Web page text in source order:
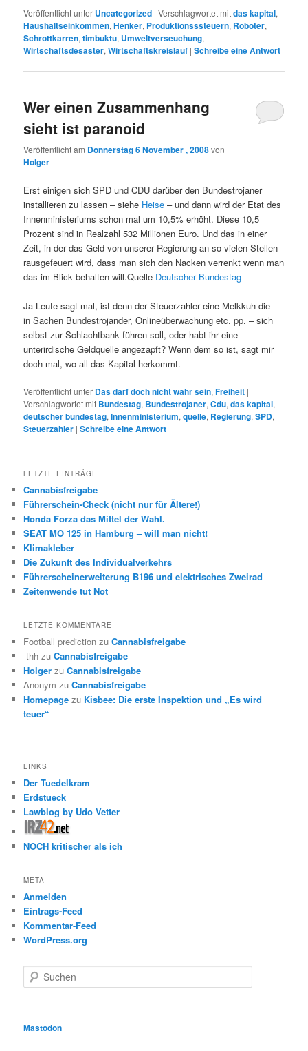
Veröffentlicht unter Uncategorized |Verschlagwortet mitdas kapital,
Haushaltseinkommen,Henker, Produktionsssteuern, Roboter,
Schrottkarren,timbuktu, Umweltverseuchung,
Wirtschaftsdesaster,Wirtschaftskreislauf |Schreibe eine Antwort
Wer einen Zusammenhang
sieht ist paranoid
Veröffentlicht am Donnerstag 6 November , 2008von
Holger
Erst einigen sich SPD und CDU darüber den Bundestrojaner
installieren zu lassen – siehe Heise – und dann wird der Etat des
Innenministeriums schon mal um 10,5% erhöht. Diese 10,5
Prozent sind in Realzahl 532 Millionen Euro. Und das in einer
Zeit, in der das Geld von unserer Regierung an so vielen Stellen
rausgefeuert wird, dass man sich den Nacken verrenkt wenn man
das im Blick behalten will.Quelle Deutscher Bundestag
Ja Leute sagt mal, ist denn der Steuerzahler eine Melkkuh die –
in Sachen Bundestrojander, Onlineüberwachung etc. pp. – sich
selbst zur Schlachtbank führen soll, oder habt ihr eine
unterirdische Geldquelle angezapft? Wenn dem so ist, sagt mir
doch mal, wo all das Kapital herkommt.
Veröffentlicht unter Das darf doch nicht wahr sein,Freiheit |
Verschlagwortet mit Bundestag, Bundestrojaner,Cdu,das kapital,
deutscher bundestag,Innenministerium,quelle, Regierung,SPD,
Steuerzahler |Schreibe eine Antwort
LETZTE EINTRÄGE
Cannabisfreigabe
Führerschein-Check (nicht nur für Ältere!)
Honda Forza das Mittel der Wahl.
SEAT MO 125 in Hamburg – will man nicht!
Klimakleber
Die Zukunft des Individualverkehrs
Führerscheinerweiterung B196 und elektrisches Zweirad
Zeitenwende tut Not
LETZTE KOMMENTARE
Football prediction zuCannabisfreigabe
-thh zuCannabisfreigabe
Holger zuCannabisfreigabe
Anonym zuCannabisfreigabe
Homepage zu Kisbee: Die erste Inspektion und „Es wird
teuer“
LINKS
Der Tuedelkram
Erdstueck
Lawblog by Udo Vetter
NOCH kritischer als ich
META
Anmelden
Eintrags-Feed
Kommentar-Feed
WordPress.org
u
e
Mastodon